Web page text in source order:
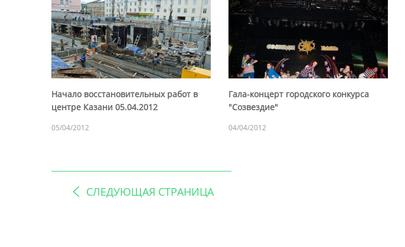
Начало восстановительных работ в
центре Казани 05.04.2012
05/04/2012
Гала-концерт городского конкурса
"Созвездие"
04/04/2012
СЛЕДУЮЩАЯ СТРАНИЦА